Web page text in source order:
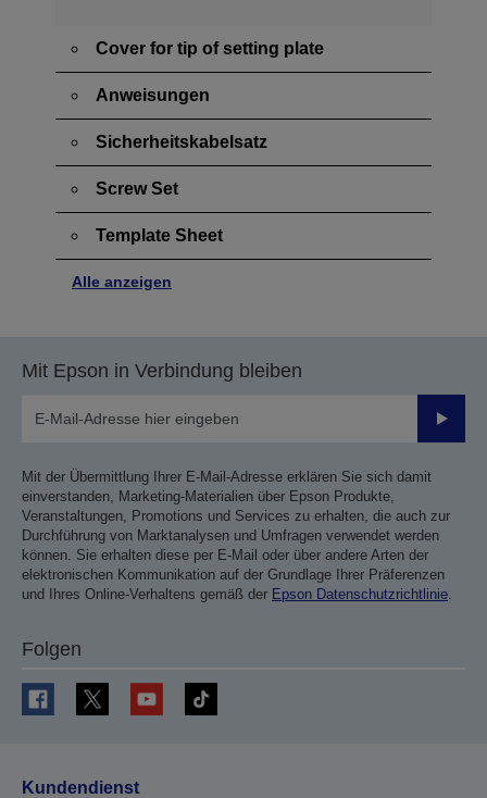
Cover for tip of setting plate
Anweisungen
Sicherheitskabelsatz
Screw Set
Template Sheet
Alle anzeigen
Mit Epson in Verbindung bleiben
Mit der Übermittlung Ihrer E-Mail-Adresse erklären Sie sich damit
einverstanden, Marketing-Materialien über Epson Produkte,
Veranstaltungen, Promotions und Services zu erhalten, die auch zur
Durchführung von Marktanalysen und Umfragen verwendet werden
können. Sie erhalten diese per E-Mail oder über andere Arten der
elektronischen Kommunikation auf der Grundlage Ihrer Präferenzen
und Ihres Online-Verhaltens gemäß der Epson Datenschutzrichtlinie
Folgen
Kundendienst